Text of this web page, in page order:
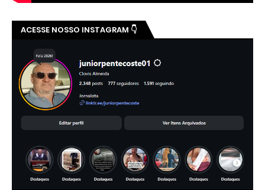
ACESSE NOSSO INSTAGRAM 👇